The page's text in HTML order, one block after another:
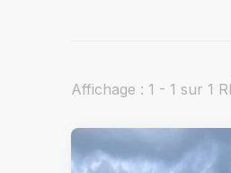
Affichage : 1 - 1 sur 1